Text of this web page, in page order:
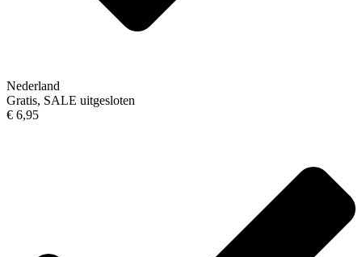
Nederland
Gratis, SALE uitgesloten
€ 6,95